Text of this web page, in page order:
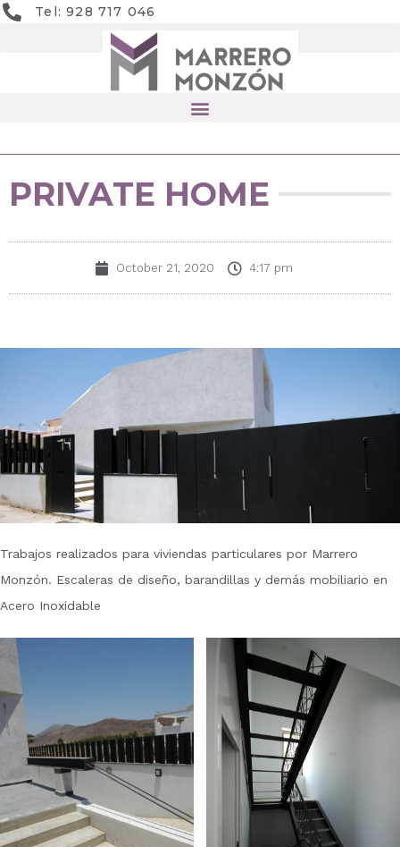
Tel: 928 717 046
PRIVATE HOME
October 21, 2020 4:17 pm
Trabajos realizados para viviendas particulares por Marrero
Monzón. Escaleras de diseño, barandillas y demás mobiliario en
Acero Inoxidable